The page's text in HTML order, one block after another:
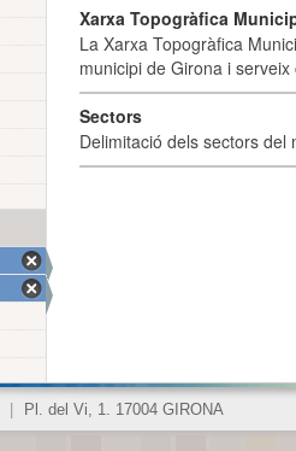
Xarxa Topogràfica
La Xarxa Topogràfica
municipi de Girona i
Sectors
Delimitació dels sectors del
Pl. del Vi, 1. 17004 GIRONA